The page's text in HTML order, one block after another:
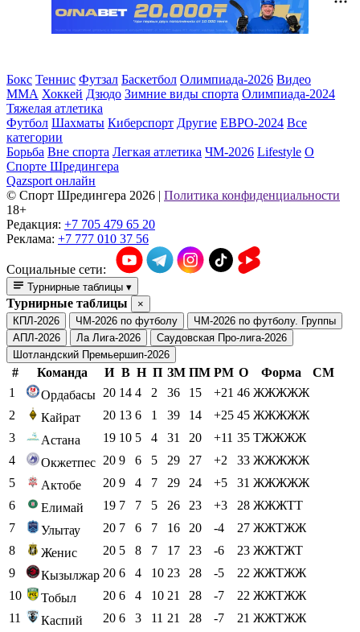
Бокс Теннис Футзал Баскетбол Олимпиада-2026 Видео
ММА Хоккей Дзюдо Зимние виды спорта Олимпиада-2024
Тяжелая атлетика
Футбол Шахматы Киберспорт Другие ЕВРО-2024 Все
категории
Борьба Вне спорта Легкая атлетика ЧМ-2026 Lifestyle О
Спорте Шредингера
Qazsport онлайн
© Cпорт Шредингера 2026 | Политика конфиденциальности
18+
Редакция: +7 705 479 65 20
Реклама: +7 777 010 37 56
Социальные сети:
Турнирные таблицы ▾
Турнирные таблицы
×
КПЛ-2026
ЧМ-2026 по футболу
ЧМ-2026 по футболу. Группы
АПЛ-2026
Ла Лига-2026
Саудовская Про-лига-2026
Шотландский Премьершип-2026
# Команда И В Н П ЗМ ПМ РМ О Форма
СМ
1
Ордабасы 20 14 4 2 36 15 +21 46 ЖЖЖЖЖ
2
Кайрат 20 13 6 1 39 14 +25 45 ЖЖЖЖЖ
3
Астана 19 10 5 4 31 20 +11 35 ТЖЖЖЖ
4
Окжетпес 20 9 6 5 29 27 +2 33 ЖЖЖЖЖ
5
Актобе 20 9 4 7 29 24 +5 31 ЖЖЖЖЖ
6
Елимай 19 7 7 5 26 23 +3 28 ЖЖЖТТ
7
Улытау 20 7 6 7 16 20 -4 27 ЖЖТЖЖ
8
Женис 20 5 8 7 17 23 -6 23 ЖЖТЖТ
9
Кызылжар 20 6 4 10 23 28 -5 22 ЖЖТЖЖ
10
Тобыл 20 6 4 10 21 28 -7 22 ЖЖТЖЖ
11
Каспий 20 6 3 11 21 28 -7 21 ЖЖТЖЖ